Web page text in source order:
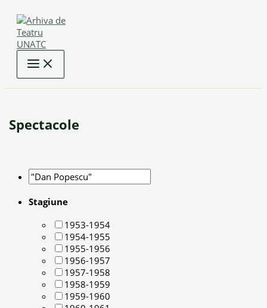
content
Spectacole
Stagiune
1953-1954
1954-1955
1955-1956
1956-1957
1957-1958
1958-1959
1959-1960